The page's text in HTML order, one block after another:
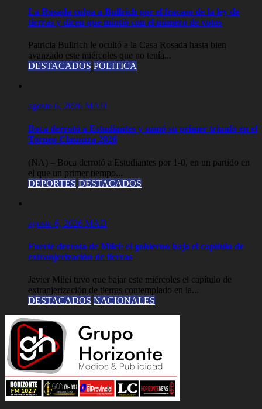
La Rosada culpa a Bullrich por el fracaso de la ley de
tierras y dicen que mintió con el número de votos
Patricia Bullrich le ocultó a la Casa Rosada hasta bien
avanzado este miércoles que no tenía...
DESTACADOS POLITICA
agosto 6, 2026 MAD
Boca derrotó a Estudiantes y sumó su primer triunfo en el
Torneo Clausura 2026
(NA) – Boca derrotó a Estudiantes por 1-0, en un partido en
el que un primer tiempo...
DEPORTES DESTACADOS
agosto 6, 2026 MAD
Fuerte derrota de Milei: el gobierno baja el capítulo de
extranjerización de tierras
Javier Milei tuvo que bajar este miércoles el capítulo de
extranjerización de tierras contemplado en la...
DESTACADOS NACIONALES